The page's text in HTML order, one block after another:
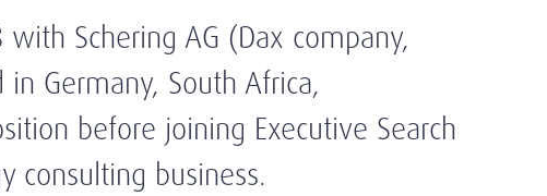
Schering AG (Dax company,
Germany, South Africa,
before joining Executive Search
consulting business.